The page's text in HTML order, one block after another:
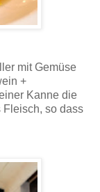
mit Gemüse
+
Kanne die
Fleisch, so dass